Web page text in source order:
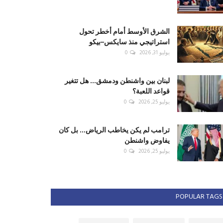
الشرق الأوسط أمام أخطر تحول
استراتيجي منذ سايكس–بيكو
يوليو 31, 2026 0
لبنان بين واشنطن ودمشق... هل تتغير
قواعد اللعبة؟
يوليو 25, 2026 0
ترامب لم يكن يخاطب الرياض... بل كان
يفاوض واشنطن
يوليو 25, 2026 0
POPULAR TAGS